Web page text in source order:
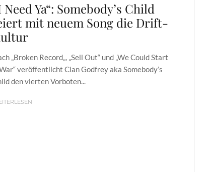
Need Ya“: Somebody’s Child
mit neuem Song die Drift-
„Broken Record„, „Sell Out“ und „We Could Start
veröffentlicht Cian Godfrey aka Somebody’s
den vierten Vorboten...